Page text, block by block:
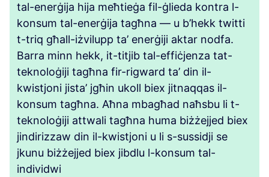
tal-enerġija hija meħtieġa fil-ġlieda kontra l-
konsum tal-enerġija tagħna — u b’hekk twitti
t-triq għall-iżvilupp ta’ enerġiji aktar nodfa.
Barra minn hekk, it-titjib tal-effiċjenza tat-
teknoloġiji tagħna fir-rigward ta’ din il-
kwistjoni jista’ jgħin ukoll biex jitnaqqas il-
konsum tagħna. Aħna mbagħad naħsbu li t-
teknoloġiji attwali tagħna huma biżżejjed biex
jindirizzaw din il-kwistjoni u li s-sussidji se
jkunu biżżejjed biex jibdlu l-konsum tal-
individwi